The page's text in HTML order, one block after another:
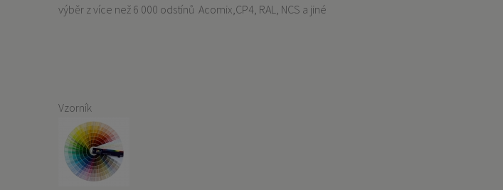
výběr z více než 6 000 odstínů Acomix,CP4, RAL, NCS a jiné
Vzorník